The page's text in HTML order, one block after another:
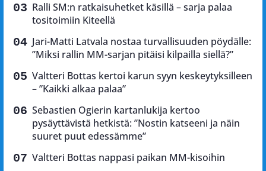
Ralli SM:n ratkaisuhetket käsillä – sarja palaa
tositoimiin Kiteellä
Jari-Matti Latvala nostaa turvallisuuden pöydälle:
”Miksi rallin MM-sarjan pitäisi kilpailla siellä?”
Valtteri Bottas kertoi karun syyn keskeytyksilleen
– ”Kaikki alkaa palaa”
Sebastien Ogierin kartanlukija kertoo
pysäyttävistä hetkistä: ”Nostin katseeni ja näin
suuret puut edessämme”
Valtteri Bottas nappasi paikan MM-kisoihin